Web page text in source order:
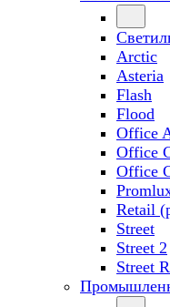
Arctic
Asteria
Flash
Flood
Office
Office
Office
Retail
Street
Street 2
Street